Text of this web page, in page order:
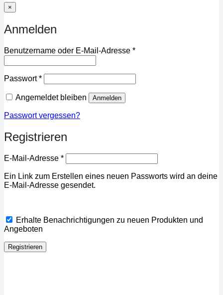
×
Anmelden
Benutzername oder E-Mail-Adresse *Erforderlich
Passwort*Erforderlich
Angemeldet bleiben Anmelden
Passwort vergessen?
Registrieren
E-Mail-Adresse *Erforderlich
Ein Link zum Erstellen eines neuen Passworts wird an deine
E-Mail-Adresse gesendet.
Erhalte Benachrichtigungen zu neuen Produkten und
Angeboten
Registrieren